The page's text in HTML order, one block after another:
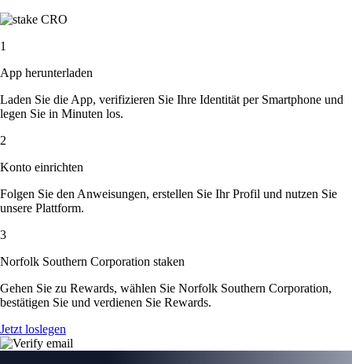
1
App herunterladen
Laden Sie die App, verifizieren Sie Ihre Identität per Smartphone und
legen Sie in Minuten los.
2
Konto einrichten
Folgen Sie den Anweisungen, erstellen Sie Ihr Profil und nutzen Sie
unsere Plattform.
3
Norfolk Southern Corporation staken
Gehen Sie zu Rewards, wählen Sie Norfolk Southern Corporation,
bestätigen Sie und verdienen Sie Rewards.
Jetzt loslegen